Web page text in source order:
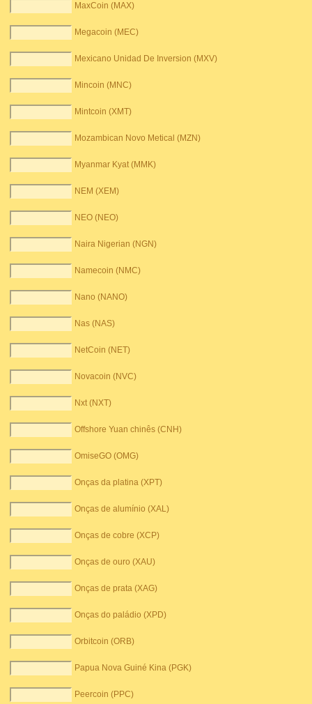
MaxCoin (MAX)
Megacoin (MEC)
Mexicano Unidad De Inversion (MXV)
Mincoin (MNC)
Mintcoin (XMT)
Mozambican Novo Metical (MZN)
Myanmar Kyat (MMK)
NEM (XEM)
NEO (NEO)
Naira Nigerian (NGN)
Namecoin (NMC)
Nano (NANO)
Nas (NAS)
NetCoin (NET)
Novacoin (NVC)
Nxt (NXT)
Offshore Yuan chinês (CNH)
OmiseGO (OMG)
Onças da platina (XPT)
Onças de alumínio (XAL)
Onças de cobre (XCP)
Onças de ouro (XAU)
Onças de prata (XAG)
Onças do paládio (XPD)
Orbitcoin (ORB)
Papua Nova Guiné Kina (PGK)
Peercoin (PPC)